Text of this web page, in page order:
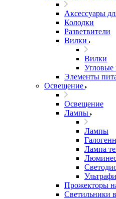
Аксессуары
Колодки
Разветвители
Вилки
Вилки
Угловые
Элементы
Освещение
Освещение
Лампы
Лампы
Лампа
Прожекторы
Светильники